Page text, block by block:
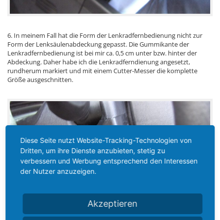
6. In meinem Fall hat die Form der Lenkradfernbedienung nicht zur
Form der Lenksäulenabdeckung gepasst. Die Gummikante der
Lenkradfernbedienung ist bei mir ca. 0,5 cm unter bzw. hinter der
Abdeckung. Daher habe ich die Lenkradferndienung angesetzt,
rundherum markiert und mit einem Cutter-Messer die komplette
Größe ausgeschnitten.
Diese Seite nutzt Website-Tracking-Technologien von
Dritten, um ihre Dienste anzubieten, stetig zu
verbessern und Werbung entsprechend den Interessen
der Nutzer anzuzeigen.
Akzeptieren